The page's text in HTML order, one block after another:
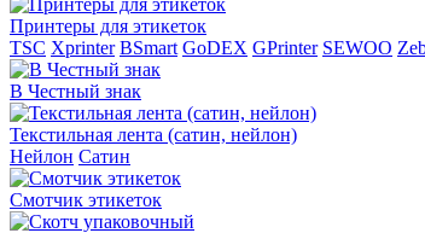
Принтеры для этикеток
TSC Xprinter BSmart GoDEX GPrinter SEWOO
В Честный знак
Текстильная лента (сатин, нейлон)
Нейлон Сатин
Смотчик этикеток